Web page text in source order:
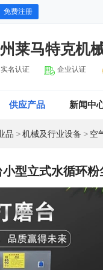
免费注册
莱马特克机
实名认证 企业认证
供应产品 新闻中
品 >机械及行业设备 > 空
型立式水循环